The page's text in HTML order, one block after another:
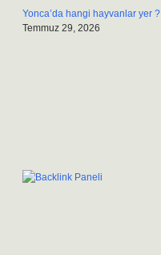
Yonca’da hangi hayvanlar yer ?
Temmuz 29, 2026